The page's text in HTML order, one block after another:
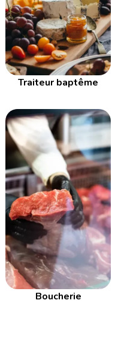
Traiteur baptême
Boucherie